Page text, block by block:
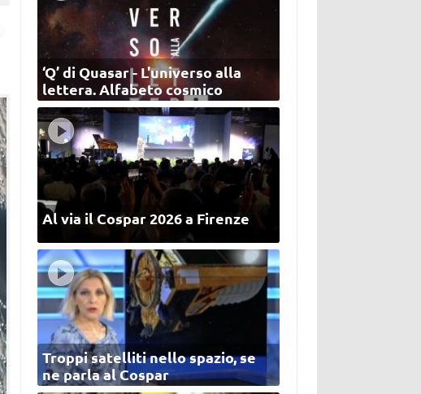
‘Q’ di Quasar - L'universo alla
lettera. Alfabeto cosmico
Al via il Cospar 2026 a Firenze
Troppi satelliti nello spazio, se
ne parla al Cospar